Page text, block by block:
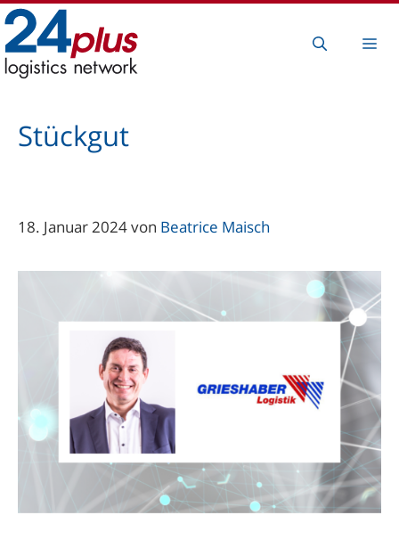
Zum
Inhalt
springen
Stückgut
18. Januar 2024von Beatrice Maisch